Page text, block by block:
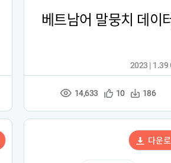
베트남어 말뭉치 데이
조
수
14,633
관
등
록
10
다
수
186
2023 | 1.39
다운